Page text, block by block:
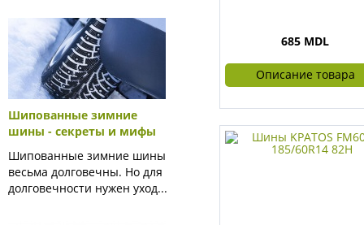
Шипованные зимние
шины - секреты и мифы
Шипованные зимние шины
весьма долговечны. Но для
долговечности нужен уход...
685 MDL
Описание товара